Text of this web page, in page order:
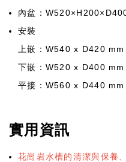
內盆：
安裝
上嵌：W540 x D420 mm
下嵌：W520 x D400 mm
平接：W560 x D440
實用資訊
花崗岩水槽的清潔與保養